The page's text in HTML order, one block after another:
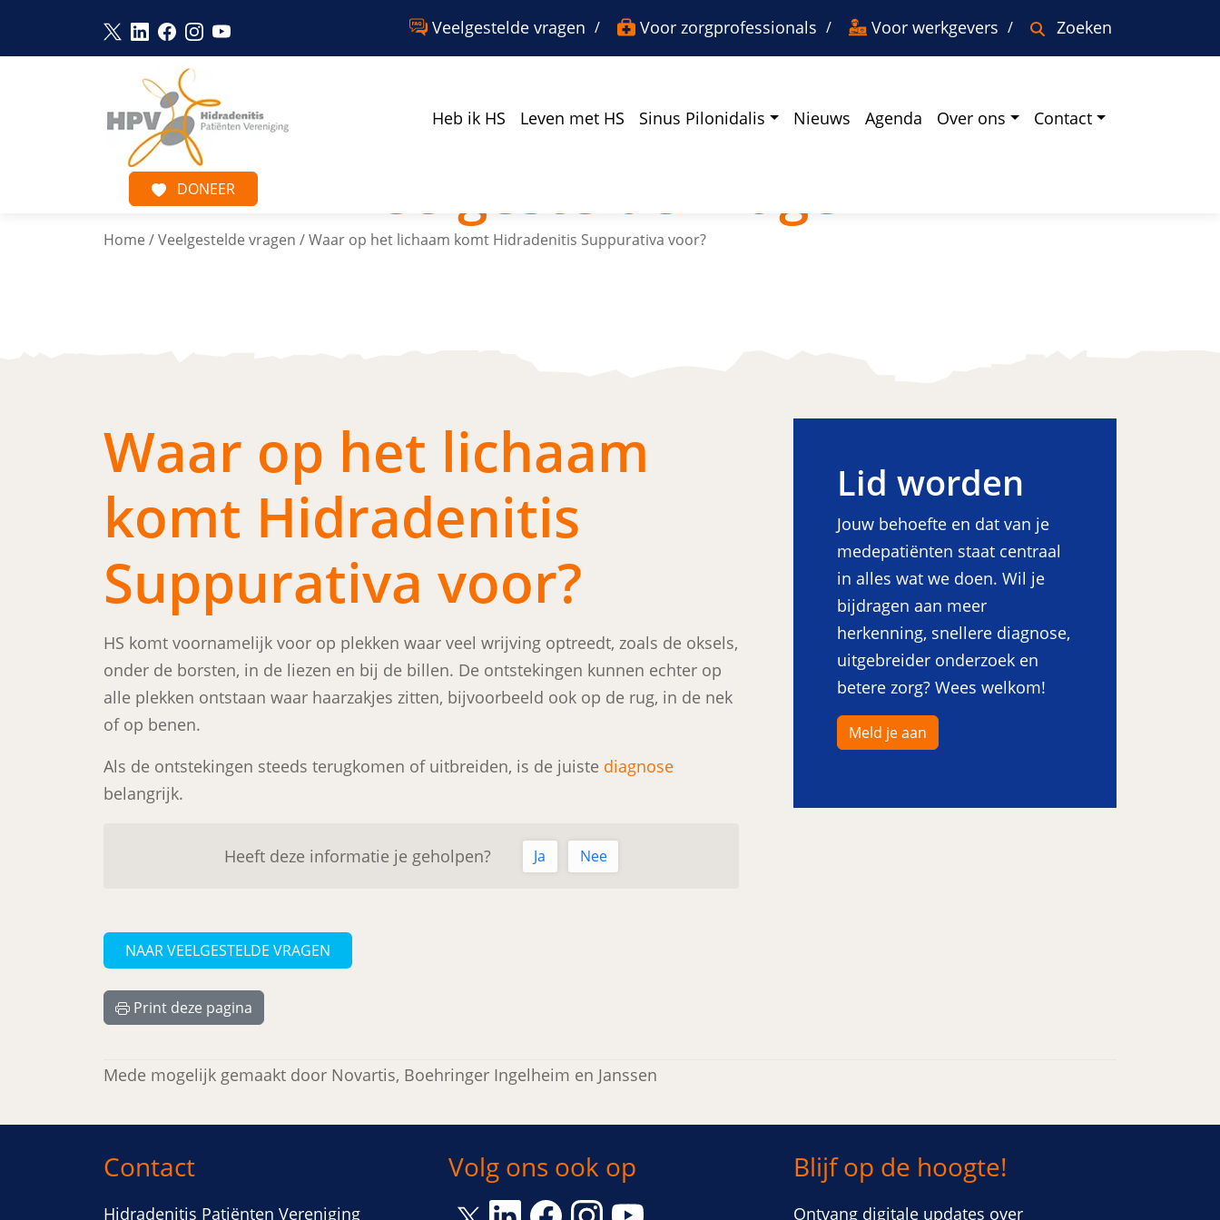
Link opent in een nieuw venster
Link opent in een nieuw venster
Link opent in een nieuw venster
Link opent in een nieuw venster
Link opent in een nieuw vensterVeelgestelde vragen Voor zorgprofessionals Voor werkgevers Zoeken
Heb ik HS Leven met HS Sinus Pilonidalis Nieuws Agenda Over ons Contact
DONEER
Home /Veelgestelde vragen /Waar op het lichaam komt Hidradenitis Suppurativa voor?
Veelgestelde vragen
Waar op het lichaam
komt Hidradenitis
Suppurativa voor?
HS komt voornamelijk voor op plekken waar veel wrijving optreedt, zoals de oksels,
onder de borsten, in de liezen en bij de billen. De ontstekingen kunnen echter op
alle plekken ontstaan waar haarzakjes zitten, bijvoorbeeld ook op de rug, in de nek
of op benen.
Als de ontstekingen steeds terugkomen of uitbreiden, is de juiste diagnose
belangrijk.
Heeft deze informatie je geholpen? Ja Nee
NAAR VEELGESTELDE VRAGEN
Print deze pagina
Lid worden
Jouw behoefte en dat van je
medepatiënten staat centraal
in alles wat we doen. Wil je
bijdragen aan meer
herkenning, snellere diagnose,
uitgebreider onderzoek en
betere zorg? Wees welkom!
Meld je aan
Mede mogelijk gemaakt door Novartis, Boehringer Ingelheim en Janssen
Contact
Hidradenitis Patiënten Vereniging
Volg ons ook op
Link opent een nieuw venster
Link opent een nieuw venster
Link opent een nieuw venster
Link opent een nieuw venster
Link opent een nieuw venster
Blijf op de hoogte!
Ontvang digitale updates over